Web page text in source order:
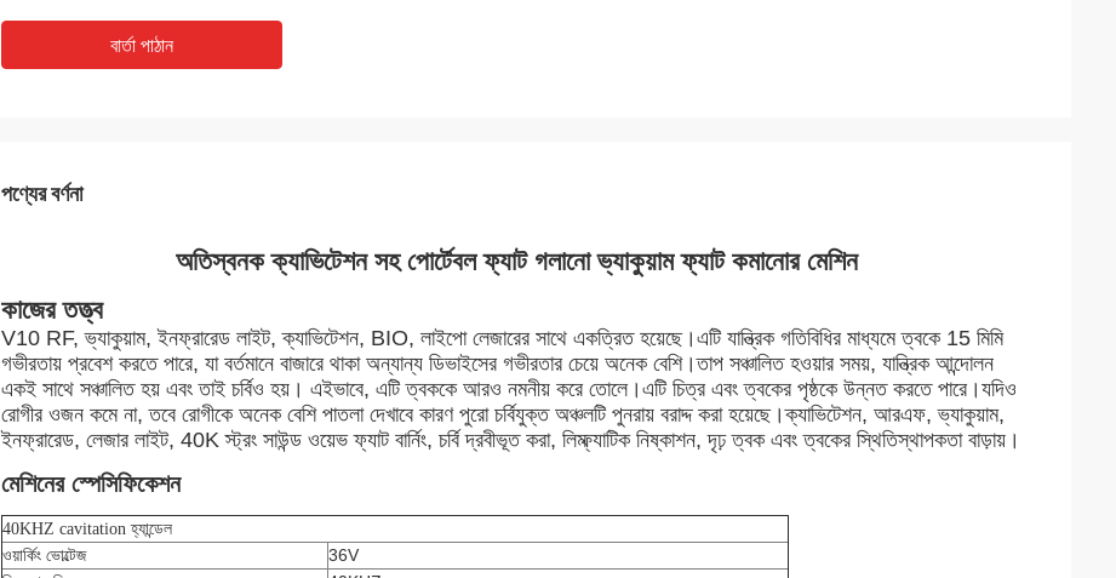
বার্তা পাঠান
পণ্যের বর্ণনা
অতিস্বনক ক্যাভিটেশন সহ পোর্টেবল ফ্যাট গলানো ভ্যাকুয়াম ফ্যাট কমানোর মেশিন
কাজের তত্ত্ব
V10 RF, ভ্যাকুয়াম, ইনফ্রারেড লাইট, ক্যাভিটেশন, BIO, লাইপো লেজারের সাথে একত্রিত হয়েছে।এটি যান্ত্রিক গতিবিধির মাধ্যমে ত্বকে 15 মিমি
গভীরতায় প্রবেশ করতে পারে, যা বর্তমানে বাজারে থাকা অন্যান্য ডিভাইসের গভীরতার চেয়ে অনেক বেশি।তাপ সঞ্চালিত হওয়ার সময়, যান্ত্রিক আন্দোলন
একই সাথে সঞ্চালিত হয় এবং তাই চর্বিও হয়। এইভাবে, এটি ত্বককে আরও নমনীয় করে তোলে।এটি চিত্র এবং ত্বকের পৃষ্ঠকে উন্নত করতে পারে।যদিও
রোগীর ওজন কমে না, তবে রোগীকে অনেক বেশি পাতলা দেখাবে কারণ পুরো চর্বিযুক্ত অঞ্চলটি পুনরায় বরাদ্দ করা হয়েছে।ক্যাভিটেশন, আরএফ, ভ্যাকুয়াম,
ইনফ্রারেড, লেজার লাইট, 40K স্ট্রং সাউন্ড ওয়েভ ফ্যাট বার্নিং, চর্বি দ্রবীভূত করা, লিম্ফ্যাটিক নিষ্কাশন, দৃঢ় ত্বক এবং ত্বকের স্থিতিস্থাপকতা বাড়ায়।
মেশিনের স্পেসিফিকেশন
40KHZ cavitation হ্যান্ডেল
ওয়ার্কিং ভোল্টেজ
36V